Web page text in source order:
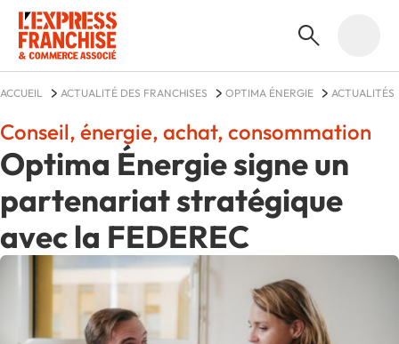
ACCUEIL ACTUALITÉ DES FRANCHISES OPTIMA ÉNERGIE ACTUALITÉS
Optima Énergie signe un
partenariat stratégique
avec la FEDEREC
Conseil, énergie, achat, consommation